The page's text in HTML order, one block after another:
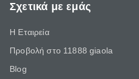
Σχετικά με εμάς
Η Εταιρεία
Προβολή στο 11888 giaola
Blog